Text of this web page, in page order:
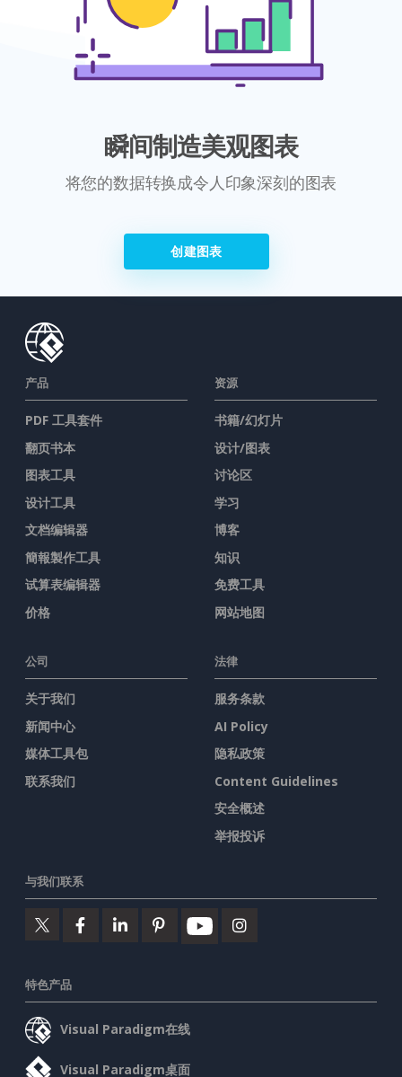
瞬间制造美观图表
将您的数据转换成令人印象深刻的图表
创建图表
产品
PDF 工具套件
翻页书本
图表工具
设计工具
文档编辑器
簡報製作工具
试算表编辑器
价格
资源
书籍/幻灯片
设计/图表
讨论区
学习
博客
知识
免费工具
网站地图
公司
关于我们
新闻中心
媒体工具包
联系我们
法律
服务条款
AI Policy
隐私政策
Content Guidelines
安全概述
举报投诉
与我们联系
特色产品
Visual Paradigm在线
Visual Paradigm桌面